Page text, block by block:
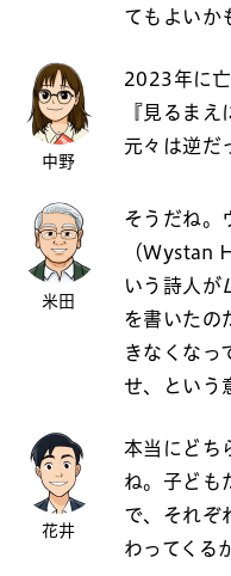
てもよいか
中野
2023年に
『見るま
元々は逆だ
米田
そうだね。
（Wystan
いう詩人が
を書いたの
きなくなっ
せ、という
花井
本当にどち
ね。子ども
で、それぞ
わってくる